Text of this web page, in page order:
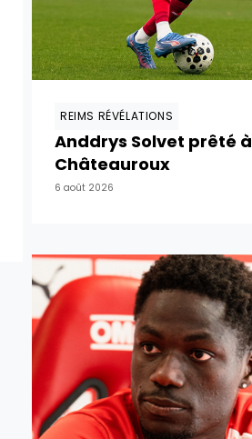
REIMS RÉVÉLATIONS
Anddrys Solvet prêté à
Châteauroux
6 août 2026